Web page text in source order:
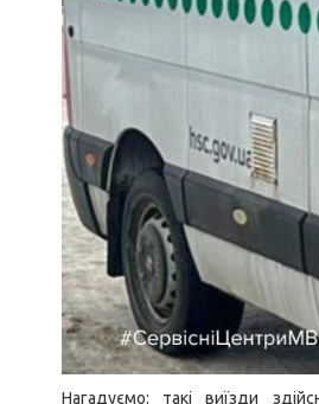
Нагадуємо: такі виїзди